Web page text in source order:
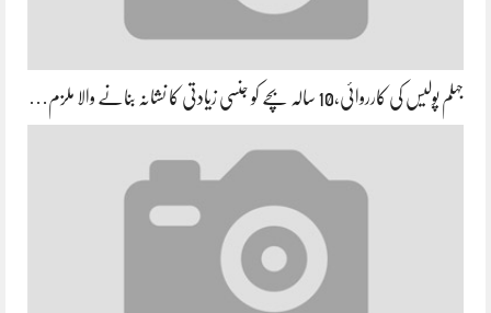
جہلم پولیس کی کارروائی،10 سالہ بچے کو جنسی زیادتی کا نشانہ بنانے والا ملزم…